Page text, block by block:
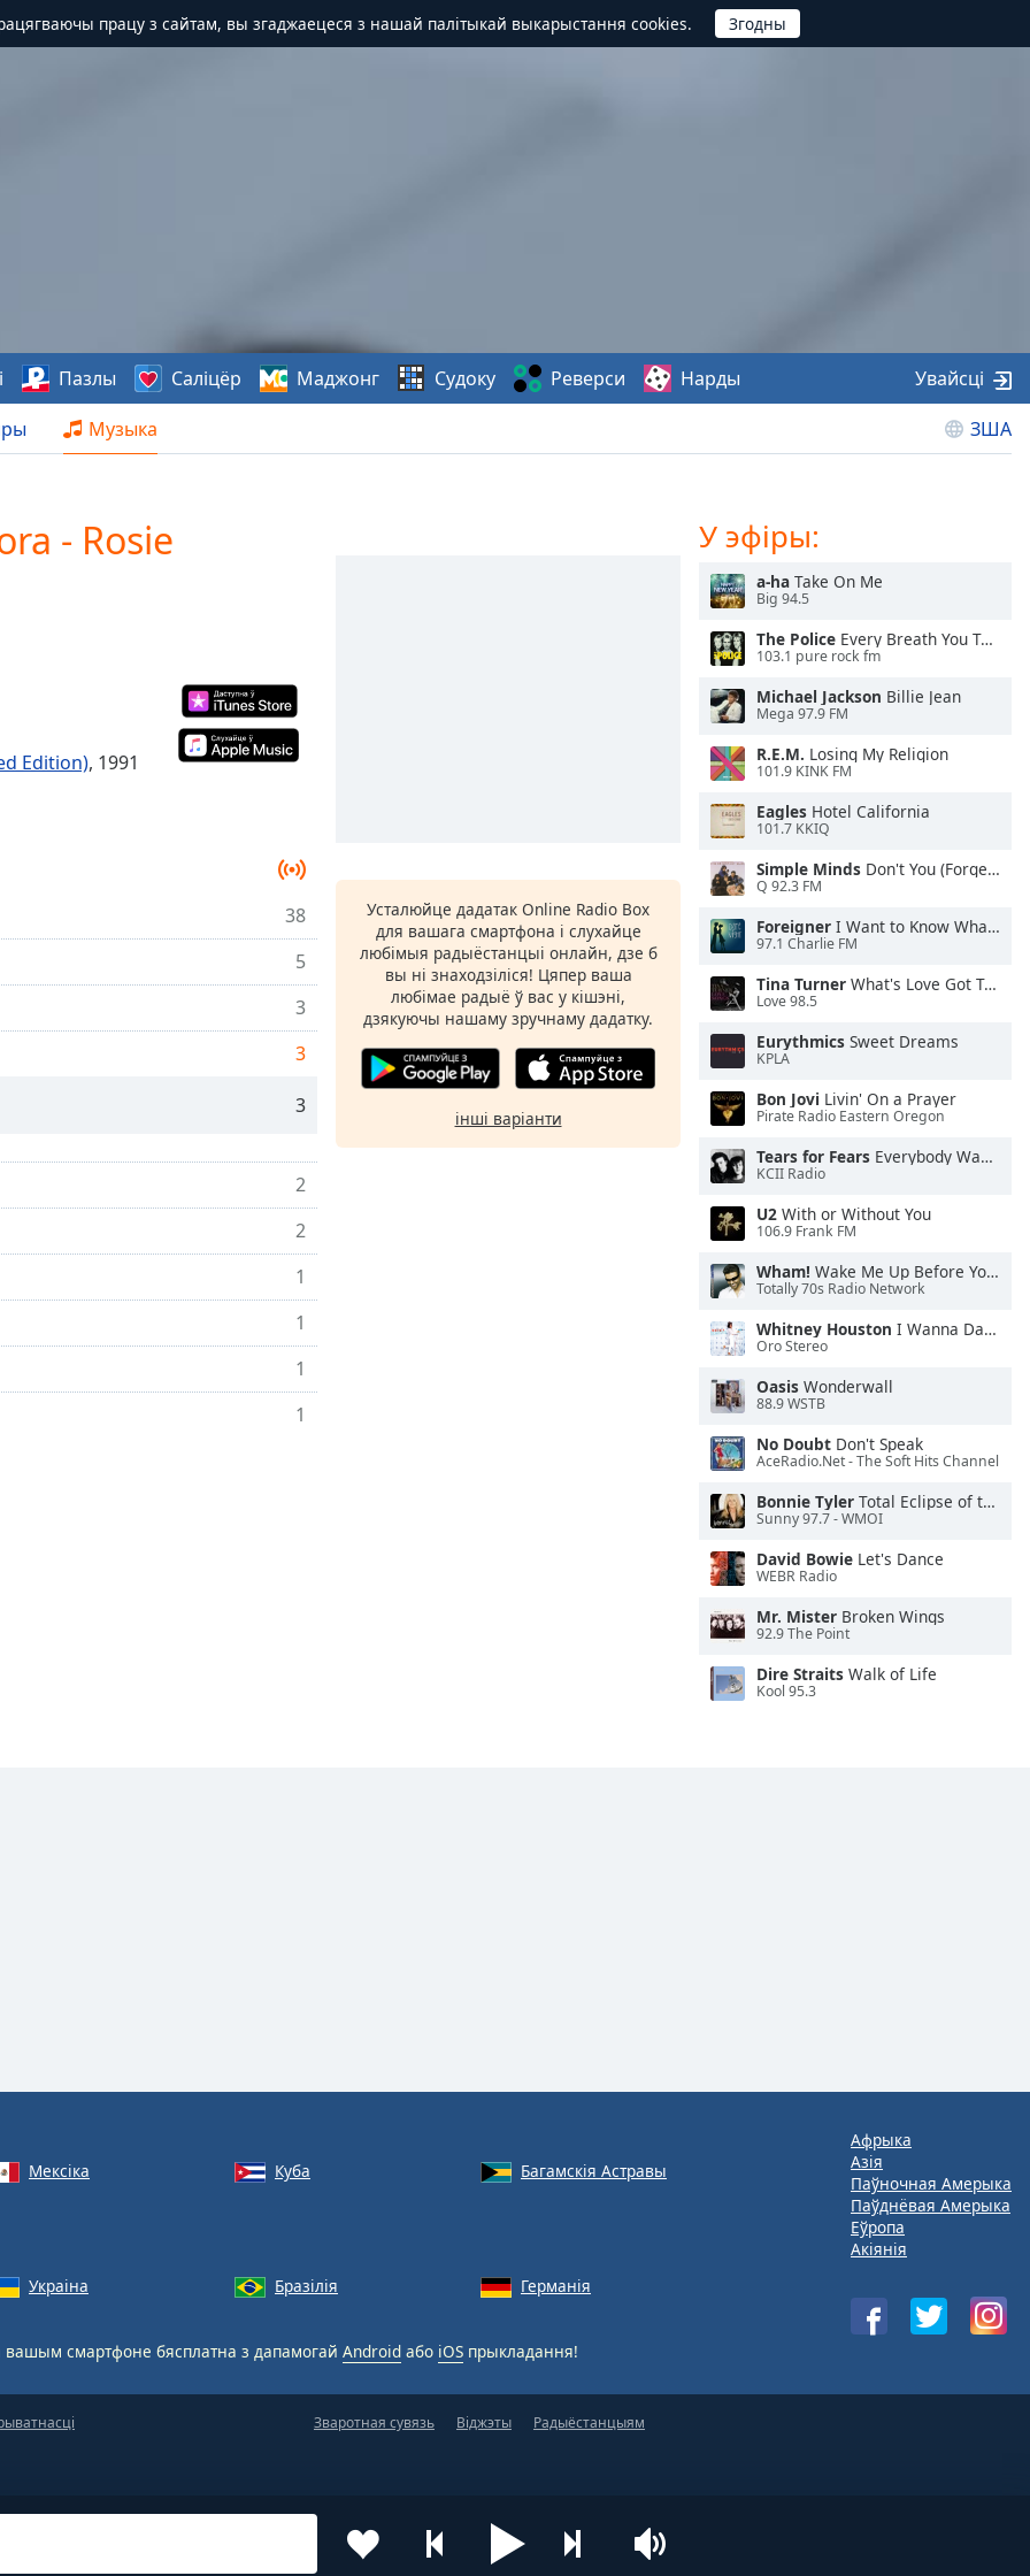
працу з сайтам, вы згаджаецеся з нашай палітыкай выкарыстання cookies.
Музыка ЗША
Пазлы Саліцёр Маджонг Судоку Реверси Нарды Увайсці
- Rosie
Edition), 1991
38
5
3
3
3
2
2
1
1
1
1
Усталюйце дадатак Online Radio Box
для вашага смартфона і слухайце
любімыя радыёстанцыі онлайн, дзе б
вы ні знаходзіліся! Цяпер ваша
любімае радыё ў вас у кішэні,
дзякуючы нашаму зручнаму дадатку.
інші варіанти
У эфіры:
a-ha Take On Me
Big 94.5
The Police Every Breath You Take
103.1 pure rock fm
Michael Jackson Billie Jean
Mega 97.9 FM
R.E.M. Losing My Religion
101.9 KINK FM
Eagles Hotel California
101.7 KKIQ
Simple Minds Don't You (Forget About Me)
Q 92.3 FM
Foreigner I Want to Know What Love Is
97.1 Charlie FM
Tina Turner What's Love Got To Do With It
Love 98.5
Eurythmics Sweet Dreams
KPLA
Bon Jovi Livin' On a Prayer
Pirate Radio Eastern Oregon
Tears for Fears Everybody Wants To Rule the World
KCII Radio
U2 With or Without You
106.9 Frank FM
Wham! Wake Me Up Before You Go-Go
Totally 70s Radio Network
Whitney Houston I Wanna Dance With Somebody
Oro Stereo
Oasis Wonderwall
88.9 WSTB
No Doubt Don't Speak
AceRadio.Net - The Soft Hits Channel
Bonnie Tyler Total Eclipse of the Heart
Sunny 97.7 - WMOI
David Bowie Let's Dance
WEBR Radio
Mr. Mister Broken Wings
92.9 The Point
Dire Straits Walk of Life
Kool 95.3
Мексіка Куба
Багамскія Астравы
Украіна Бразілія Германія
вашым смартфоне бясплатна з дапамогай Android або iOS прыкладання!
Афрыка
Азія
Паўночная Амерыка
Паўднёвая Амерыка
Еўропа
Акіянія
Зваротная сувязь Віджэты Радыёстанцыям